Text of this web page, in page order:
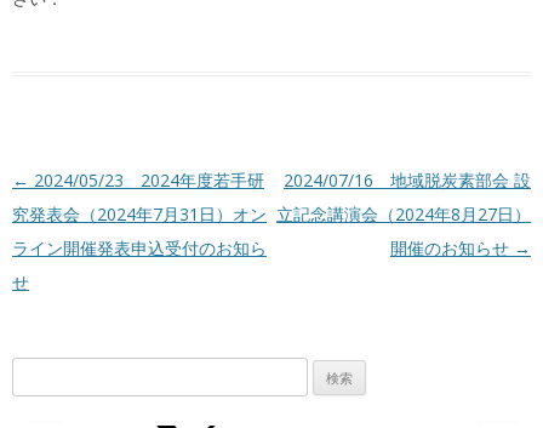
投稿ナビゲーション
← 2024/05/23 2024年度若手研
究発表会（2024年7月31日）オン
ライン開催発表申込受付のお知ら
せ
2024/07/16 地域脱炭素部会 設
立記念講演会（2024年8月27日）
開催のお知らせ →
索: